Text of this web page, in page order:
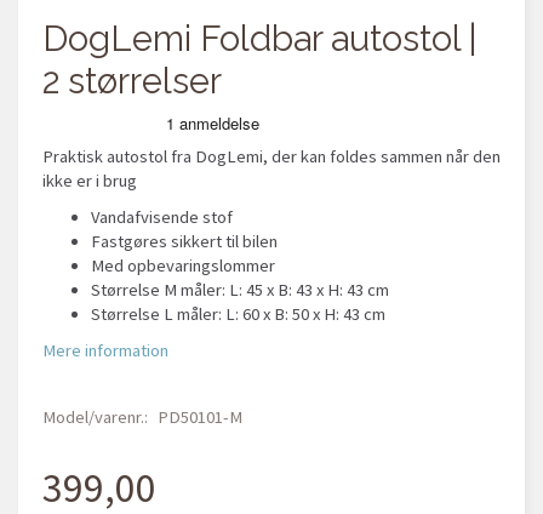
DogLemi Foldbar autostol |
2 størrelser
Praktisk autostol fra DogLemi, der kan foldes sammen når den
ikke er i brug
Vandafvisende stof
Fastgøres sikkert til bilen
Med opbevaringslommer
Størrelse M måler: L: 45 x B: 43 x H: 43 cm
Størrelse L måler: L: 60 x B: 50 x H: 43 cm
Mere information
Model/varenr.: PD50101-M
399,00